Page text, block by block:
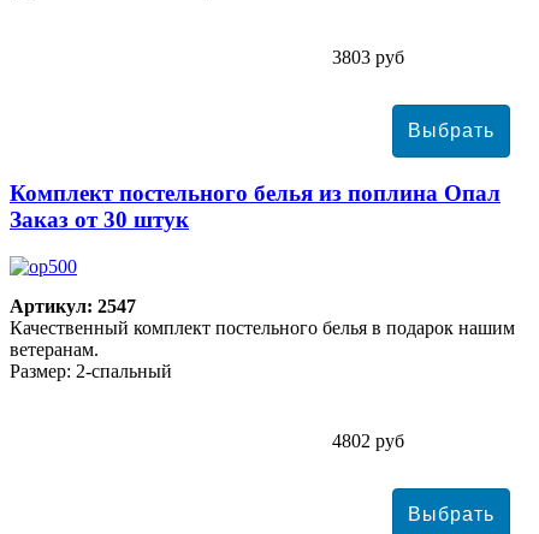
3803 руб
Комплект постельного белья из поплина Опал
Заказ от 30 штук
Артикул: 2547
Качественный комплект постельного белья в подарок нашим
ветеранам.
Размер: 2-спальный
4802 руб